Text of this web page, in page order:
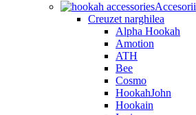
Accesorii
Creuzet narghilea
Alpha Hookah
Amotion
ATH
Bee
Cosmo
HookahJohn
Hookain